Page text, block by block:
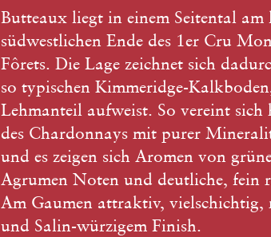
Butteaux liegt in einem Seitental
südwestlichen Ende des 1er Cru
Fôrets. Die Lage zeichnet sich
so typischen Kimmeridge-
Lehmanteil aufweist. So vereint
des Chardonnays mit purer
und es zeigen sich Aromen von
Agrumen Noten und deutliche, fein
Am Gaumen attraktiv,
und Salin-würzigem Finish.